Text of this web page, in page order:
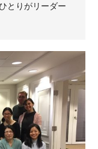
とりがリーダー